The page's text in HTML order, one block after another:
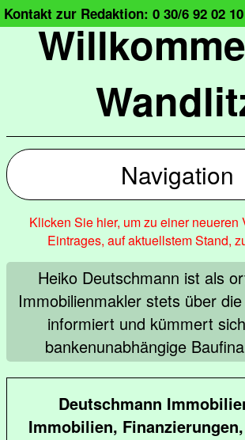
Kontakt zur Redaktion: 0 30/6 92 02
Navigation
Klicken Sie hier, um zu einer neueren
Eintrages, auf aktuellstem Stand,
Heiko Deutschmann ist als
Immobilienmakler stets über
informiert und kümmert
bankenunabhängige
Deutschmann
Immobilien,